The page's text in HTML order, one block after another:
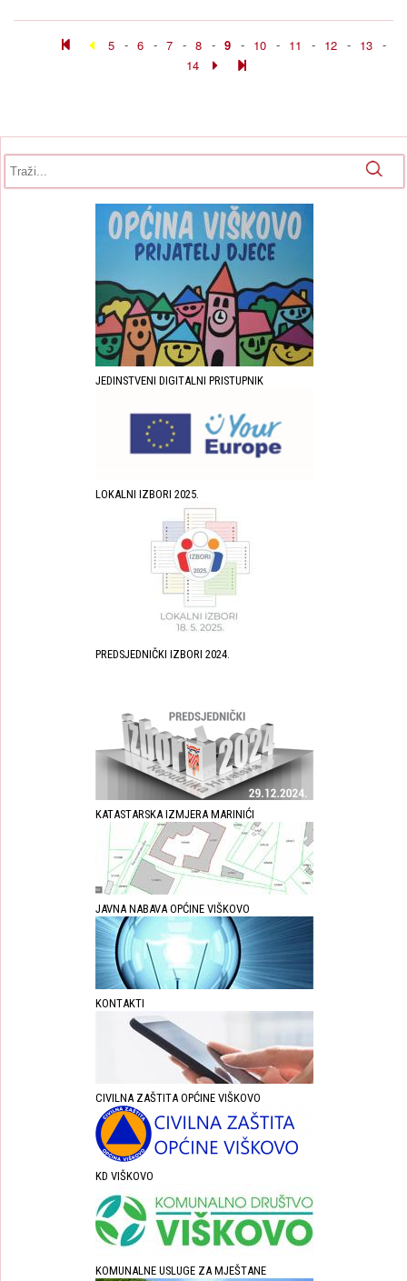
5 - 6 - 7 - 8 - 9 - 10 - 11 - 12 - 13 -
14
JEDINSTVENI DIGITALNI PRISTUPNIK
LOKALNI IZBORI 2025.
PREDSJEDNIČKI IZBORI 2024.
KATASTARSKA IZMJERA MARINIĆI
JAVNA NABAVA OPĆINE VIŠKOVO
KONTAKTI
CIVILNA ZAŠTITA OPĆINE VIŠKOVO
KD VIŠKOVO
KOMUNALNE USLUGE ZA MJEŠTANE